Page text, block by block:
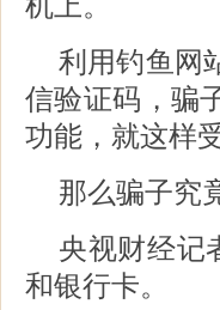
利用钓鱼网
信验证码，骗
功能，就这样
那么骗子究
央视财经记
和银行卡。